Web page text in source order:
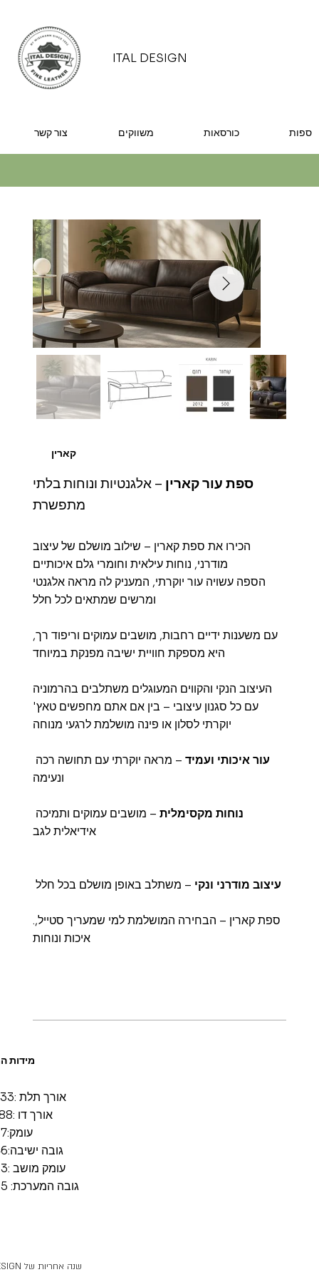
ITAL DESIGN
צור קשר משווקים כורסאות ספות
קארין
ספת עור קארין – אלגנטיות ונוחות בלתי
מתפשרת
הכירו את ספת קארין – שילוב מושלם של עיצוב
מודרני, נוחות עילאית וחומרי גלם איכותיים
הספה עשויה עור יוקרתי, המעניק לה מראה אלגנטי
ומרשים שמתאים לכל חלל
עם משענות ידיים רחבות, מושבים עמוקים וריפוד רך,
היא מספקת חוויית ישיבה מפנקת במיוחד
העיצוב הנקי והקווים המעוגלים משתלבים בהרמוניה
עם כל סגנון עיצובי – בין אם אתם מחפשים טאץ'
יוקרתי לסלון או פינה מושלמת לרגעי מנוחה
עור איכותי ועמיד – מראה יוקרתי עם תחושה רכה
ונעימה
נוחות מקסימלית – מושבים עמוקים ותמיכה
אידיאלית לגב
עיצוב מודרני ונקי – משתלב באופן מושלם בכל חלל
.ספת קארין – הבחירה המושלמת למי שמעריך סטייל,
איכות ונוחות
מידות
אורך תלת :233 ס"מ
אורך דו :188 ס"מ
עומק:97 ס"מ
גובה ישיבה:46 ס"מ
עומק מושב :63 ס"מ
גובה המערכת: 85 ס"מ